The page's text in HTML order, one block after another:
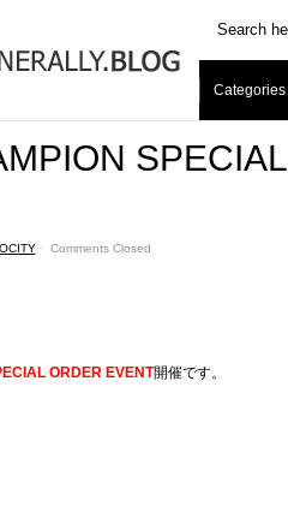
Categories
SPECIAL
ˑ Comments Closed
ORDER EVENT開催です。